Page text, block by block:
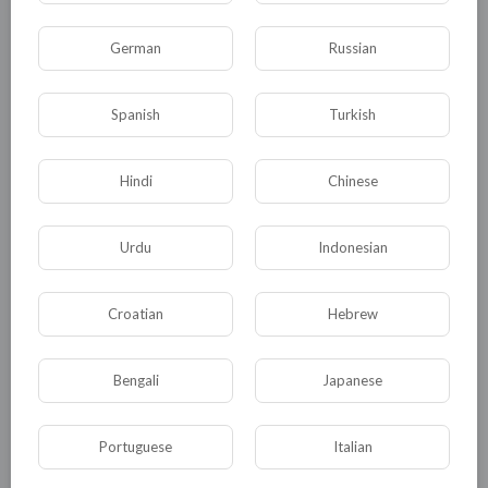
Комментариев нет
Общество Происшествия События
Спорт Комедия Развлечение
Новости и политика Культура
German Russian
Spanish Turkish
Hindi Chinese
Urdu Indonesian
Croatian Hebrew
Bengali Japanese
Portuguese Italian